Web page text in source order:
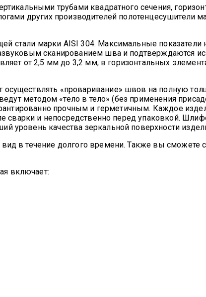
трубами квадратного сечения,
других производителей полотенцесушители
стали марки AISI 304. Максимальные показатели
сканированием шва и подтверждаются
от 2,5 мм до 3,2 мм, в горизонтальных
«проваривание» швов на полную
методом «тело в тело» (без применения
прочным и герметичным. Каждое
сварки и непосредственно перед упаковкой.
уровень качества зеркальной поверхности
в течение долгого времени. Также вы сможете
включает: